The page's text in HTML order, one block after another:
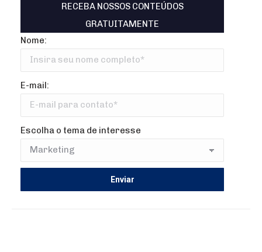
RECEBA NOSSOS CONTEÚDOS
GRATUITAMENTE
Nome:
E-mail:
Escolha o tema de interesse